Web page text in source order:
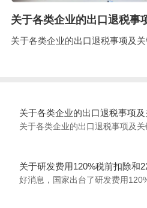
关于各类企业的出口退税事
关于各类企业的出口退税事项及关
关于各类企业的出口退税事项及
关于各类企业的出口退税事项及关
好消息，国家出台了研发费用